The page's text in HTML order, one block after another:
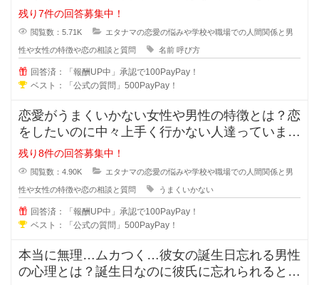
でしょうか？「苗字+さん」付け？
残り7件の回答募集中！
閲覧数：5.71K エタナマの恋愛の悩みや学校や職場での人間関係と男
性や女性の特徴や恋の相談と質問 名前 呼び方
回答済：「報酬UP中」承認で100PayPay！
ベスト：「公式の質問」500PayPay！
恋愛がうまくいかない女性や男性の特徴とは？恋
をしたいのに中々上手く行かない人達っています
よね？行動や発言に問題があり異性
残り8件の回答募集中！
閲覧数：4.90K エタナマの恋愛の悩みや学校や職場での人間関係と男
性や女性の特徴や恋の相談と質問 うまくいかない
回答済：「報酬UP中」承認で100PayPay！
ベスト：「公式の質問」500PayPay！
本当に無理…ムカつく…彼女の誕生日忘れる男性
の心理とは？誕生日なのに彼氏に忘れられると悲